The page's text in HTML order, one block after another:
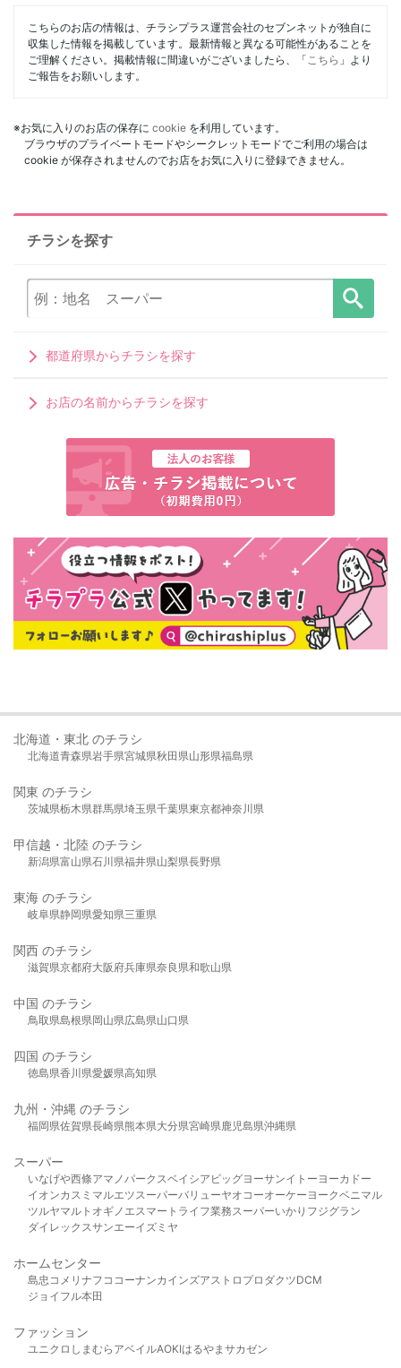
こちらのお店の情報は、チラシプラス運営会社のセブンネットが独自に
収集した情報を掲載しています。最新情報と異なる可能性があることを
ご理解ください。掲載情報に間違いがございましたら、「 こちら 」より
ご報告をお願いします。
※お気に入りのお店の保存に cookie を利用しています。
ブラウザのプライベートモードやシークレットモードでご利用の場合は
cookie が保存されませんのでお店をお気に入りに登録できません。
チラシを探す
都道府県からチラシを探す
お店の名前からチラシを探す
北海道・東北 のチラシ
北海道青森県岩手県宮城県秋田県山形県福島県
関東 のチラシ
茨城県栃木県群馬県埼玉県千葉県東京都神奈川県
甲信越・北陸 のチラシ
新潟県富山県石川県福井県山梨県長野県
東海 のチラシ
岐阜県静岡県愛知県三重県
関西 のチラシ
滋賀県京都府大阪府兵庫県奈良県和歌山県
中国 のチラシ
鳥取県島根県岡山県広島県山口県
四国 のチラシ
徳島県香川県愛媛県高知県
九州・沖縄 のチラシ
福岡県佐賀県長崎県熊本県大分県宮崎県鹿児島県沖縄県
スーパー
いなげや西條アマノパークスベイシア ビッグヨーサンイトーヨーカドー
イオンカスミ マルエツスーパーバリューヤオコーオーケー ヨークベニマル
ツルヤマルト オギノ エスマート ライフ業務スーパーいかり フジグラン
ダイレックスサンエーイズミヤ
ホームセンター
島忠 コメリ ナフコ コーナンカインズアストロプロダクツDCM
ジョイフル本田
ファッション
ユニクロ しまむら アベイルAOKIはるやま サカゼン